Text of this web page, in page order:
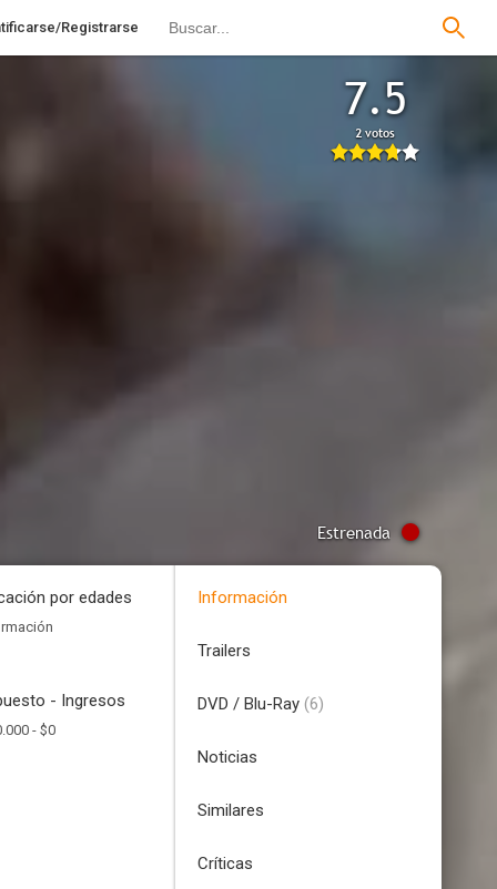
Registrarse
7.5
2 votos
Estrenada
por edades
- Ingresos
- $0
Información
Trailers
DVD / Blu-Ray (6)
Noticias
Similares
Críticas